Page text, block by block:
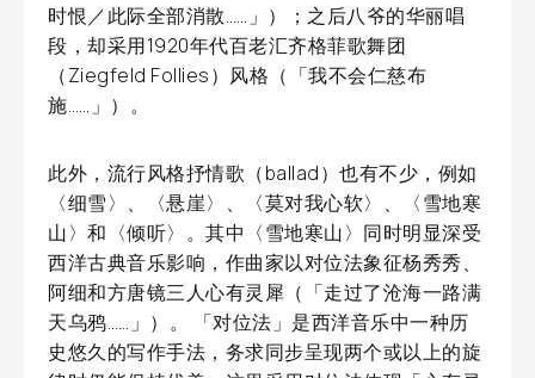
时恨／此际全部消散……」）；之后八爷的华丽唱
段，却采用1920年代百老汇齐格菲歌舞团
（Ziegfeld Follies）风格（「我不会仁慈布
施……」）。
此外，流行风格抒情歌（ballad）也有不少，例如
〈细雪〉、〈悬崖〉、〈莫对我心软〉、〈雪地寒
山〉和〈倾听〉。其中〈雪地寒山〉同时明显深受
西洋古典音乐影响，作曲家以对位法象征杨秀秀、
阿细和方唐镜三人心有灵犀（「走过了沧海一路满
天乌鸦……」）。 「对位法」是西洋音乐中一种历
史悠久的写作手法，务求同步呈现两个或以上的旋